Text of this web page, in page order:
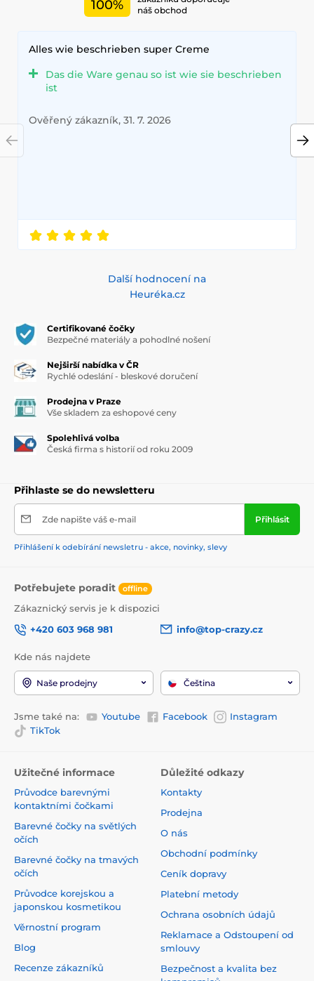
100%
náš obchod
Alles wie beschrieben super Creme
Das die Ware genau so ist wie sie beschrieben
ist
Ověřený zákazník, 31. 7. 2026
Další hodnocení na
Heuréka.cz
Certifikované čočky
Bezpečné materiály a pohodlné nošení
Nejširší nabídka v ČR
Rychlé odeslání - bleskové doručení
Prodejna v Praze
Vše skladem za eshopové ceny
Spolehlivá volba
Česká firma s historií od roku 2009
Přihlaste se do newsletteru
Zde napište váš e-mail Přihlásit
Přihlášení k odebírání newsletru - akce, novinky, slevy
Potřebujete poradit offline
Zákaznický servis je k dispozici
+420 603 968 981
info@top-crazy.cz
Kde nás najdete
Naše prodejny Čeština
Jsme také na: Youtube Facebook
Instagram
TikTok
Užitečné informace
Průvodce barevnými
kontaktními čočkami
Barevné čočky na světlých
očích
Barevné čočky na tmavých
očích
Průvodce korejskou a
japonskou kosmetikou
Věrnostní program
Blog
Recenze zákazníků
Důležité odkazy
Kontakty
Prodejna
O nás
Obchodní podmínky
Ceník dopravy
Platební metody
Ochrana osobních údajů
Reklamace a Odstoupení od
smlouvy
Bezpečnost a kvalita bez